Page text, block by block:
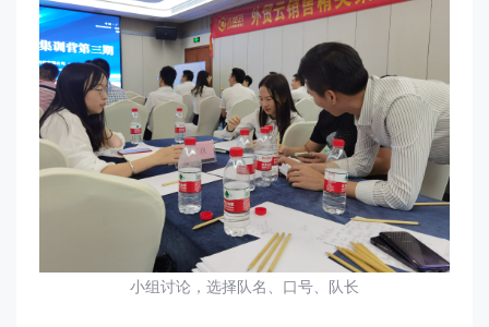
小组讨论，选择队名、口号、队长